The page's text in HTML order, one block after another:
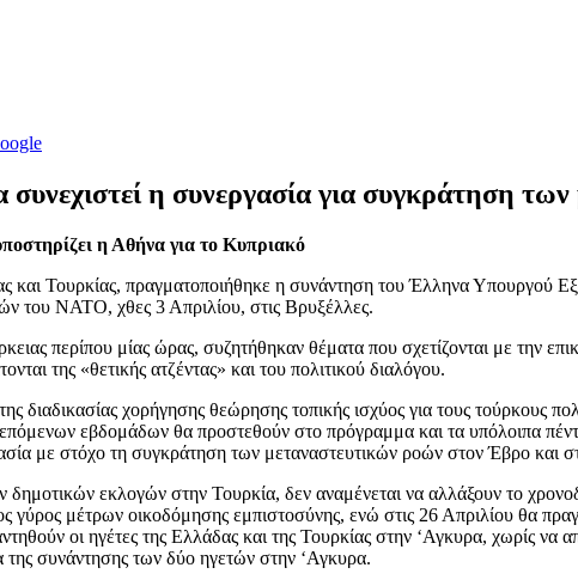
η συνεργασία για συγκράτηση
η Αθήνα για το Κυπριακό
και Τουρκίας, πραγματοποιήθηκε η συνάντηση του Έλληνα
του ΝΑΤΟ, χθες 3 Απριλίου, στις Βρυξέλλες.
περίπου μίας ώρας, συζητήθηκαν θέματα που σχετίζονται με την
της «θετικής ατζέντας» και του πολιτικού διαλόγου.
διαδικασίας χορήγησης θεώρησης τοπικής ισχύος για τους
επόμενων εβδομάδων θα προστεθούν στο πρόγραμμα και τα υπόλοιπα
με στόχο τη συγκράτηση των μεταναστευτικών ροών στον Έβρο και
εκλογών στην Τουρκία, δεν αναμένεται να αλλάξουν το
μέτρων οικοδόμησης εμπιστοσύνης, ενώ στις 26 Απριλίου θα
οι ηγέτες της Ελλάδας και της Τουρκίας στην ‘Αγκυρα, χωρίς να
συνάντησης των δύο ηγετών στην ‘Αγκυρα.